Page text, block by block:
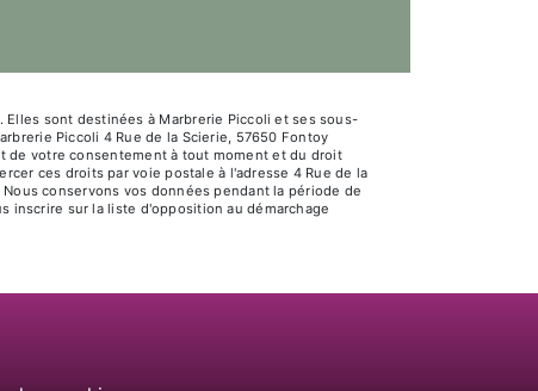
sont destinées à Marbrerie Piccoli et ses sous-
Piccoli 4 Rue de la Scierie, 57650 Fontoy
de votre consentement à tout moment et du droit
ces droits par voie postale à l'adresse 4 Rue de la
conservons vos données pendant la période de
inscrire sur la liste d'opposition au démarchage